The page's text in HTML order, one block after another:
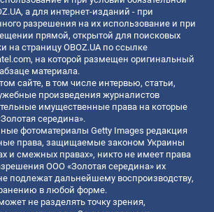
а для интернет-изданий - при
разрешения на их использование и при
прямой, открытой для поисковых
на страницу OBOZ.UA по ссылке
, на которой размещен оригинальный
материала.
сайте, в том числе интервью, статьи,
произведения журналистов
имущественные права на которые
середина».
фотоматериалы Getty Images редакция
права, защищаемые законом Украины
и смежных правах», никто не имеет права
ООО «Золотая середина» их
подлежат дальнейшему воспроизводству,
в любой форме.
не разделять точку зрения,